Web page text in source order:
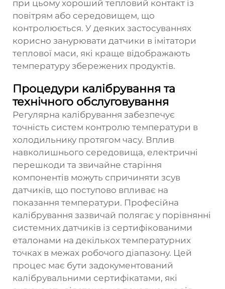
при цьому хороший тепловий контакт із
повітрям або середовищем, що
контролюється. У деяких застосуваннях
корисно занурювати датчики в імітатори
теплової маси, які краще відображають
температуру збережених продуктів.
Процедури калібрування та
технічного обслуговування
Регулярна калібрування забезпечує
точність систем контролю температури в
холодильнику протягом часу. Вплив
навколишнього середовища, електричні
перешкоди та звичайне старіння
компонентів можуть спричиняти зсув
датчиків, що поступово впливає на
показання температури. Професійна
калібрування зазвичай полягає у порівнянні
системних датчиків із сертифікованими
еталонами на декількох температурних
точках в межах робочого діапазону. Цей
процес має бути задокументований
калібрувальними сертифікатами, які